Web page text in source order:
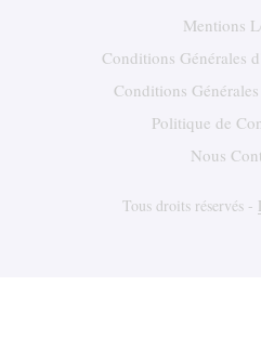
Mentions
Conditions Générales
Conditions
Politique de
Nous
Tous droits réservés -